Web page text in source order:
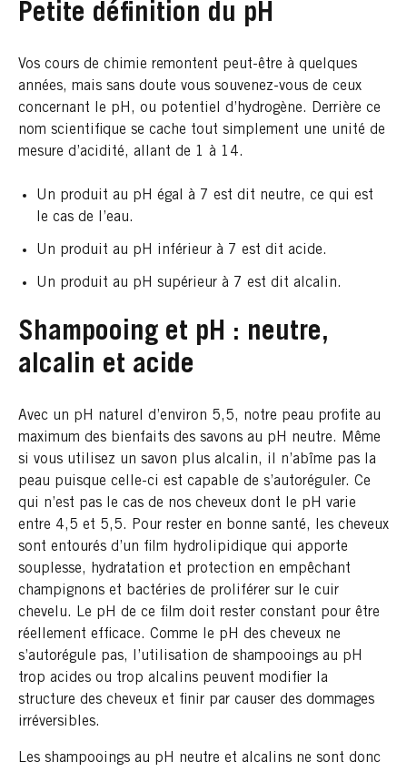
Petite définition du pH
Vos cours de chimie remontent peut-être à quelques
années, mais sans doute vous souvenez-vous de ceux
concernant le pH, ou potentiel d’hydrogène. Derrière ce
nom scientifique se cache tout simplement une unité de
mesure d’acidité, allant de 1 à 14.
Un produit au pH égal à 7 est dit neutre, ce qui est
le cas de l’eau.
Un produit au pH inférieur à 7 est dit acide.
Un produit au pH supérieur à 7 est dit alcalin.
Shampooing et pH : neutre,
alcalin et acide
Avec un pH naturel d’environ 5,5, notre peau profite au
maximum des bienfaits des savons au pH neutre. Même
si vous utilisez un savon plus alcalin, il n’abîme pas la
peau puisque celle-ci est capable de s’autoréguler. Ce
qui n’est pas le cas de nos cheveux dont le pH varie
entre 4,5 et 5,5. Pour rester en bonne santé, les cheveux
sont entourés d’un film hydrolipidique qui apporte
souplesse, hydratation et protection en empêchant
champignons et bactéries de proliférer sur le cuir
chevelu. Le pH de ce film doit rester constant pour être
réellement efficace. Comme le pH des cheveux ne
s’autorégule pas, l’utilisation de shampooings au pH
trop acides ou trop alcalins peuvent modifier la
structure des cheveux et finir par causer des dommages
irréversibles.
Les shampooings au pH neutre et alcalins ne sont donc